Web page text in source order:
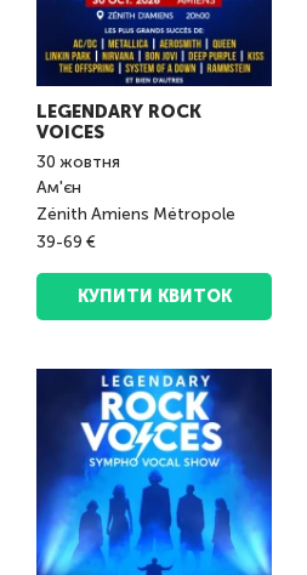
LEGENDARY ROCK
VOICES
30 жовтня
Ам'єн
Zénith Amiens Métropole
39-69 €
КУПИТИ КВИТОК